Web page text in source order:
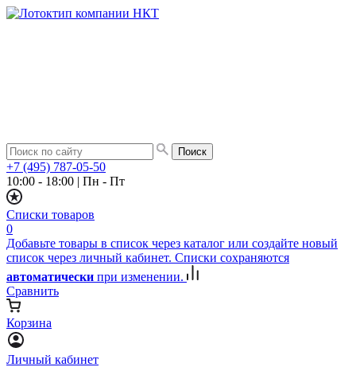
+7 (495) 787-05-50
10:00 - 18:00 | Пн - Пт
Списки товаров
0
Добавьте товары в список через каталог или создайте новый
список через личный кабинет. Списки сохраняются
автоматически при изменении.
Сравнить
Корзина
Личный кабинет